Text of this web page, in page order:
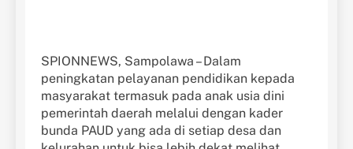
SPIONNEWS, Sampolawa – Dalam
peningkatan pelayanan pendidikan kepada
masyarakat termasuk pada anak usia dini
pemerintah daerah melalui dengan kader
bunda PAUD yang ada di setiap desa dan